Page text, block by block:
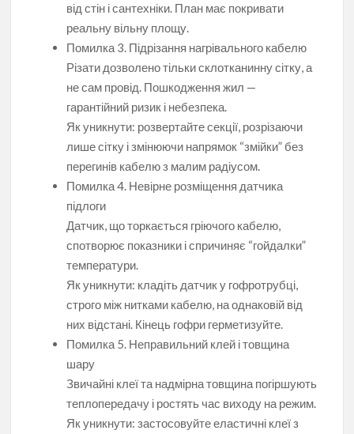
від стін і сантехніки. План має покривати
реальну вільну площу.
Помилка 3. Підрізання нагрівального кабелю
Різати дозволено тільки склотканинну сітку, а
не сам провід. Пошкодження жил —
гарантійний ризик і небезпека.
Як уникнути: розвертайте секції, розрізаючи
лише сітку і змінюючи напрямок “змійки” без
перегинів кабелю з малим радіусом.
Помилка 4. Невірне розміщення датчика
підлоги
Датчик, що торкається гріючого кабелю,
спотворює показники і спричиняє “гойдалки”
температури.
Як уникнути: кладіть датчик у гофротрубці,
строго між нитками кабелю, на однаковій від
них відстані. Кінець гофри герметизуйте.
Помилка 5. Неправильний клей і товщина
шару
Звичайні клеї та надмірна товщина погіршують
теплопередачу і ростять час виходу на режим.
Як уникнути: застосовуйте еластичні клеї з